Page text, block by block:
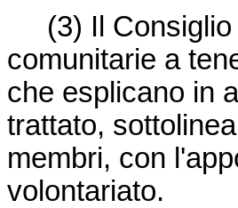
(3) Il
comunitarie a
che esplicano in
trattato,
membri, con
volontariato.